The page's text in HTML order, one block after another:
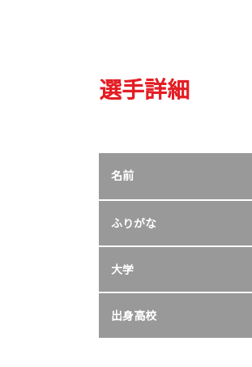
選手詳細
名前
ふりがな
大学
出身高校